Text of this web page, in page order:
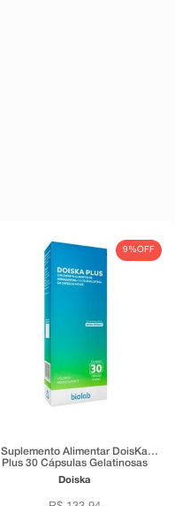
9%OFF
Suplemento Alimentar DoisKa
Plus 30 Cápsulas Gelatinosas
Moles
Doiska